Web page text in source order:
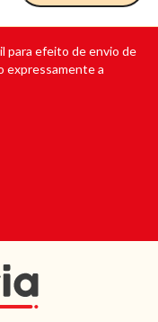
para efeito de envio de
expressamente a